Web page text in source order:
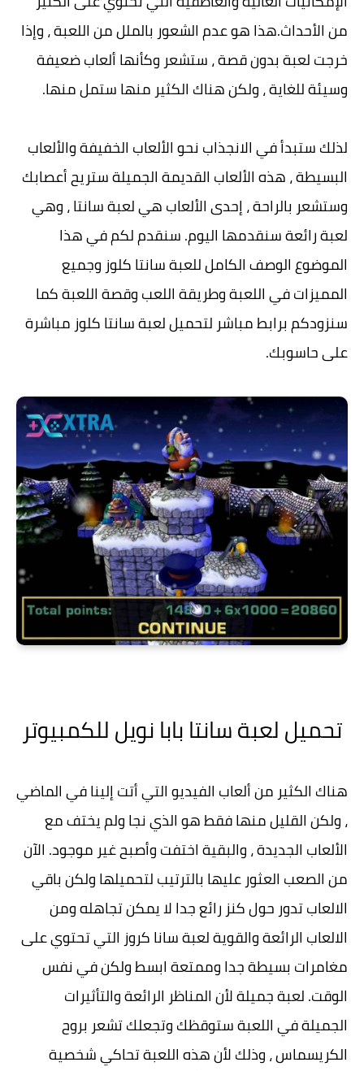
من الأحداث.هذا هو عدم الشعور بالملل من اللعبة ، وإذا
خرجت لعبة بدون قصة ، ستشعر وكأنها ألعاب ضعيفة
وسيئة للغاية ، ولكن هناك الكثير منها ستمل منها.
لذلك ستبدأ في الانجذاب نحو الألعاب الخفيفة والألعاب
البسيطة ، هذه الألعاب القديمة الجميلة ستريح أعصابك
وستشعر بالراحة ، إحدى الألعاب هي لعبة سانتا ، وهي
لعبة رائعة سنقدمها اليوم. سنقدم لكم في هذا
الموضوع الوصف الكامل للعبة سانتا كلوز وجميع
المميزات في اللعبة وطريقة اللعب وقصة اللعبة كما
سنزودكم برابط مباشر لتحميل لعبة سانتا كلوز مباشرة
على حاسوبك.
تحميل لعبة سانتا بابا نويل للكمبيوتر
هناك الكثير من ألعاب الفيديو التي أتت إلينا في الماضي
، ولكن القليل منها فقط هو الذي نجا ولم يختف مع
الألعاب الجديدة ، والبقية اختفت وأصبح غير موجود. الآن
من الصعب العثور عليها بالترتيب لتحميلها ولكن باقي
الالعاب تدور حول كنز رائع جدا لا يمكن تجاهله ومن
الالعاب الرائعة والقوية لعبة سانا كروز التي تحتوي على
مغامرات بسيطة جدا وممتعة ابسط ولكن في نفس
الوقت. لعبة جميلة لأن المناظر الرائعة والتأثيرات
الجميلة في اللعبة ستوقظك وتجعلك تشعر بروح
الكريسماس ، وذلك لأن هذه اللعبة تحاكي شخصية